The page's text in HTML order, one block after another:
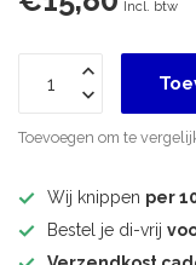
Incl. btw
Toevoegen om te
Wij knippen per
Bestel je di-vrij